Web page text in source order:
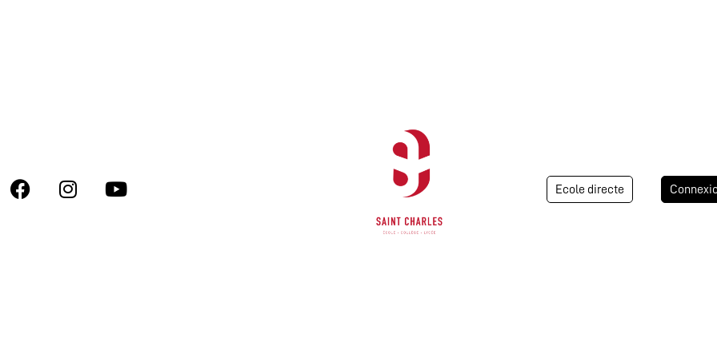
Ecole directe